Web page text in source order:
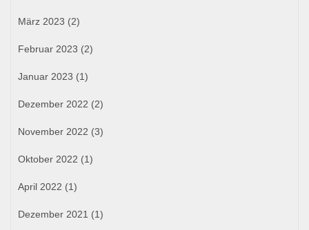
März 2023 (2)
Februar 2023 (2)
Januar 2023 (1)
Dezember 2022 (2)
November 2022 (3)
Oktober 2022 (1)
April 2022 (1)
Dezember 2021 (1)